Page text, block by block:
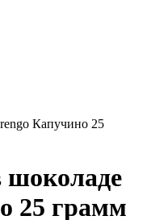
Капучино 25
шоколаде
25 грамм